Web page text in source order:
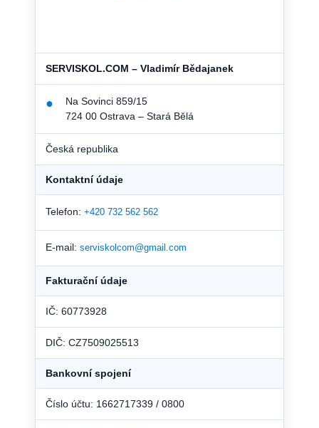
SERVISKOL.COM – Vladimír Bědajanek
●
Na Sovinci 859/15
724 00 Ostrava – Stará Bělá
Česká republika
Kontaktní údaje
Telefon: +420 732 562 562
E-mail: serviskolcom@gmail.com
Fakturační údaje
IČ: 60773928
DIČ: CZ7509025513
Bankovní spojení
Číslo účtu: 1662717339 / 0800